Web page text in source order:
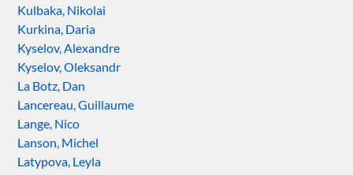
Kulbaka, Nikolai
Kurkina, Daria
Kyselov, Alexandre
Kyselov, Oleksandr
La Botz, Dan
Lancereau, Guillaume
Lange, Nico
Lanson, Michel
Latypova, Leyla